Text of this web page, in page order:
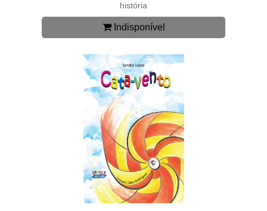
história
Indisponível